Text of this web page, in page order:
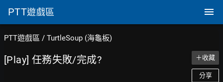
PTT遊戲區
PTT遊戲區 / TurtleSoup (海龜板)
[Play] 任務失敗/完成? ＋收藏
分享